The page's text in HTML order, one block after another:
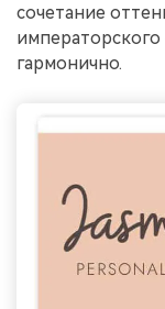
сочетание
гармонично.